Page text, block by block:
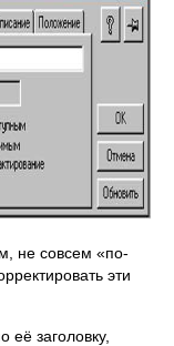
не совсем «по-
эти
её заголовку,